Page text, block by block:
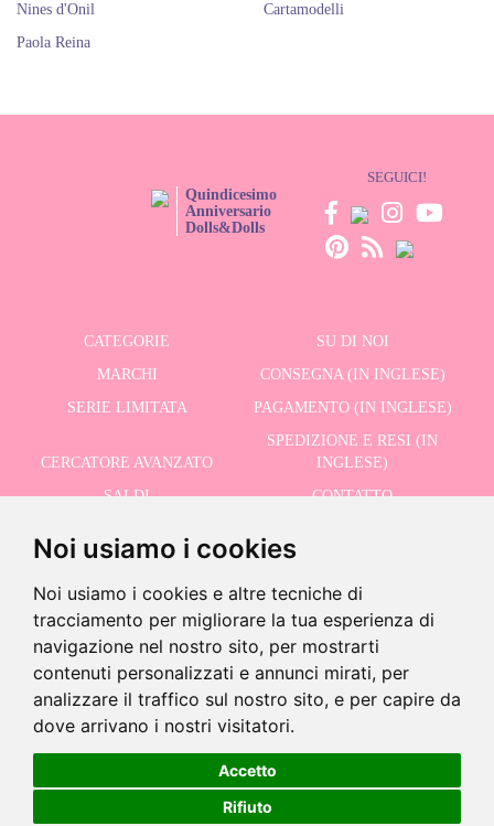
Noi usiamo i cookies
Noi usiamo i cookies e altre tecniche di
tracciamento per migliorare la tua esperienza di
navigazione nel nostro sito, per mostrarti
contenuti personalizzati e annunci mirati, per
analizzare il traffico sul nostro sito, e per capire da
dove arrivano i nostri visitatori.
Accetto
Rifiuto
Ultime unità!
52,95 € +
-
Aggiungi al carrello
Nines d'Onil
Paola Reina
Cartamodelli
Quindicesimo
Anniversario
Dolls&Dolls
SEGUICI!
CATEGORIE
SU DI NOI
MARCHI
CONSEGNA (IN INGLESE)
SERIE LIMITATA
PAGAMENTO (IN INGLESE)
CERCATORE AVANZATO
SPEDIZIONE E RESI (IN
INGLESE)
SALDI
CONTATTO
©2026 Dolls And Dolls. Tutti i diritti riservati.
Politica sui
cookie (in inglese)